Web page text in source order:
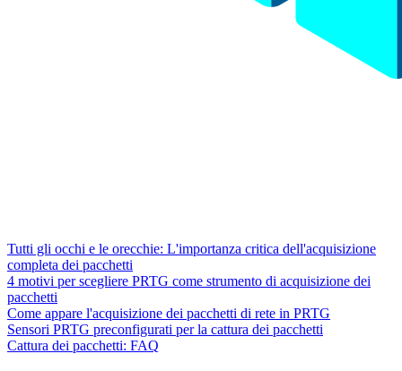
Tutti gli occhi e le orecchie: L'importanza critica dell'acquisizione
completa dei pacchetti
4 motivi per scegliere PRTG come strumento di acquisizione dei
pacchetti
Come appare l'acquisizione dei pacchetti di rete in PRTG
Sensori PRTG preconfigurati per la cattura dei pacchetti
Cattura dei pacchetti: FAQ